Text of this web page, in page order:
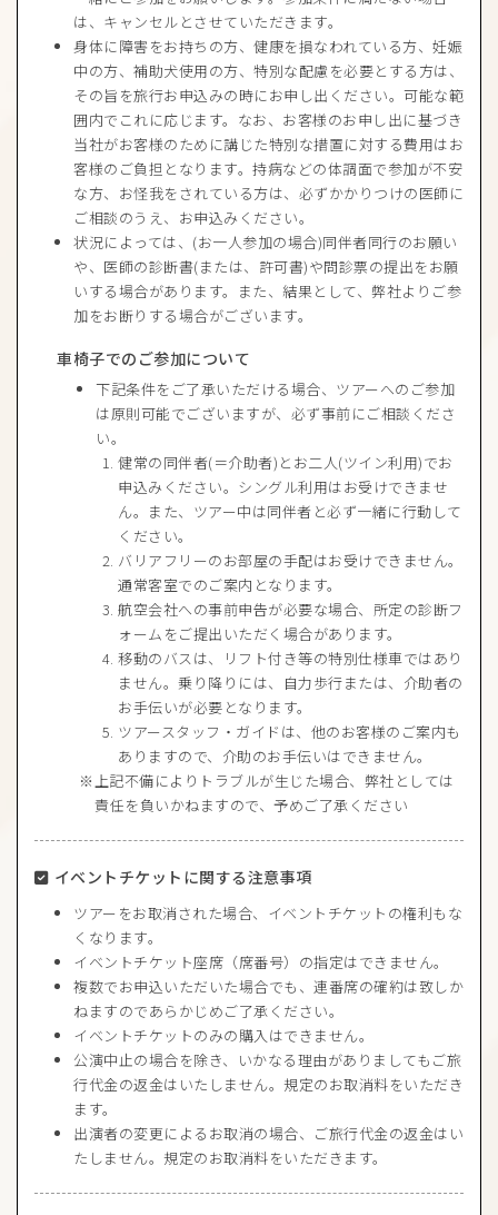
は、キャンセルとさせていただきます。
身体に障害をお持ちの方、健康を損なわれている方、妊娠
中の方、補助犬使用の方、特別な配慮を必要とする方は、
その旨を旅行お申込みの時にお申し出ください。可能な範
囲内でこれに応じます。なお、お客様のお申し出に基づき
当社がお客様のために講じた特別な措置に対する費用はお
客様のご負担となります。持病などの体調面で参加が不安
な方、お怪我をされている方は、必ずかかりつけの医師に
ご相談のうえ、お申込みください。
状況によっては、(お一人参加の場合)同伴者同行のお願い
や、医師の診断書(または、許可書)や問診票の提出をお願
いする場合があります。また、結果として、弊社よりご参
加をお断りする場合がございます。
車椅子でのご参加について
下記条件をご了承いただける場合、ツアーへのご参加
は原則可能でございますが、必ず事前にご相談くださ
い。
健常の同伴者(＝介助者)とお二人(ツイン利用)でお
申込みください。シングル利用はお受けできませ
ん。また、ツアー中は同伴者と必ず一緒に行動して
ください。
バリアフリーのお部屋の手配はお受けできません。
通常客室でのご案内となります。
航空会社への事前申告が必要な場合、所定の診断フ
ォームをご提出いただく場合があります。
移動のバスは、リフト付き等の特別仕様車ではあり
ません。乗り降りには、自力歩行または、介助者の
お手伝いが必要となります。
ツアースタッフ・ガイドは、他のお客様のご案内も
ありますので、介助のお手伝いはできません。
上記不備によりトラブルが生じた場合、弊社としては
責任を負いかねますので、予めご了承ください
イベントチケットに関する注意事項
ツアーをお取消された場合、イベントチケットの権利もな
くなります。
イベントチケット座席（席番号）の指定はできません。
複数でお申込いただいた場合でも、連番席の確約は致しか
ねますのであらかじめご了承ください。
イベントチケットのみの購入はできません。
公演中止の場合を除き、いかなる理由がありましてもご旅
行代金の返金はいたしません。規定のお取消料をいただき
ます。
出演者の変更によるお取消の場合、ご旅行代金の返金はい
たしません。規定のお取消料をいただきます。